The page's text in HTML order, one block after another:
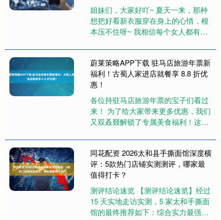
姐妹们，大家好吖~ 夏天一来，那种
想把好看新衣服穿在身上的心情，根
本压不住呀~ 我相信每个女人都有裙
人都是闪闪发光的，举手投足....
蔚莱策略APP下载 驻马店旅游年票新
福利！古蜀人家进店就餐享 8.8 折优
惠！
各位持驻马店旅游年票的宝子们看过
来！ 为了给大家带来更多优惠，我们
又双叒叕解锁了专属美食福利！这
家」联手，为年票用户送上超实在的
就....
同花配资 2026太和县手撕面馆深度横
评：5款热门店铺实测测评，哪家最
值得打卡？
测评结论速览 【测评结论速览】经过
15 天实地走访实测，5 家太和手撕面
馆的最终推荐如下：综合实力最强：